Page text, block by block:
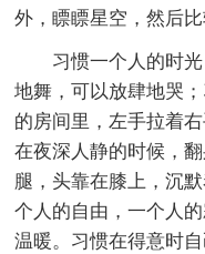
外，瞟瞟星空，然后
习惯一个人的时
地舞，可以放肆地哭
的房间里，左手拉着
在夜深人静的时候，
腿，头靠在膝上，沉
个人的自由，一个人
温暖。习惯在得意时